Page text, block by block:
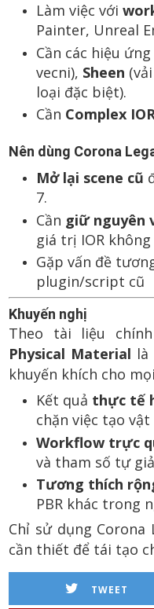
Làm việc với
Painter, Unreal
Cần các hiệu
vecni), Sheen
loại đặc biệt).
Cần Complex
Nên dùng Corona
Mở lại scene cũ
7.
Cần giữ nguyên
giá trị IOR
Gặp vấn đề
plugin/script cũ
Khuyến nghị
Theo tài liệu
Physical Material là
khuyến khích cho
Kết quả thực tế
chặn việc tạo
Workflow trực
và tham số tự
Tương thích
PBR khác trong
Chỉ sử dụng
cần thiết để tái tạo
TWEET